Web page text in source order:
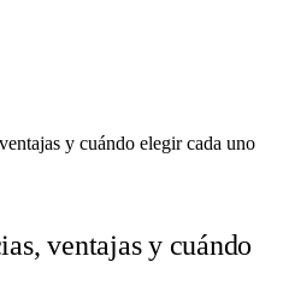
y cuándo elegir cada uno
ventajas y cuándo